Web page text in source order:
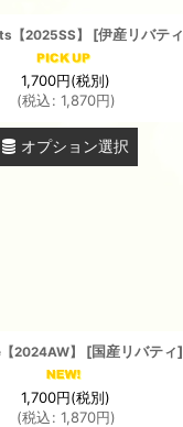
【2025SS】 [伊産リバティ
1,700円(税別)
(税込: 1,870円)
オプション選択
2024AW】 [国産リバティ]
1,700円(税別)
(税込: 1,870円)